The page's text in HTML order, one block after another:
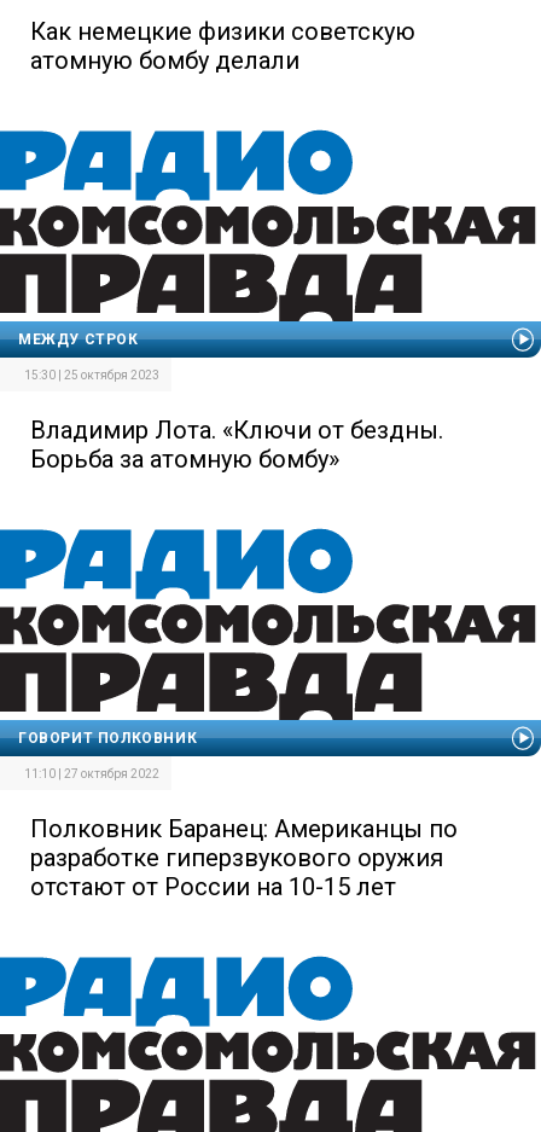
Как немецкие физики советскую
атомную бомбу делали
МЕЖДУ СТРОК
15:30 | 25 октября 2023
Владимир Лота. «Ключи от бездны.
Борьба за атомную бомбу»
ГОВОРИТ ПОЛКОВНИК
11:10 | 27 октября 2022
Полковник Баранец: Американцы по
разработке гиперзвукового оружия
отстают от России на 10-15 лет